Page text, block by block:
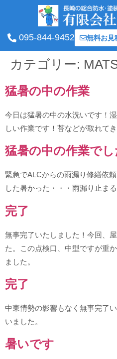
095-844-9452 無料お見
カテゴリー:
猛暑の中の作業
今日は猛暑の中の水洗いです！
しい作業です！苔などが取れて
猛暑の中の作業でし
緊急でALCからの雨漏り修繕依
した暑かった・・・雨漏り止ま
完了
無事完了いたしました！今回、
た。この点検口、中型ですが重
ました。
完了
中東情勢の影響もなく無事完了
いました。
暑いです